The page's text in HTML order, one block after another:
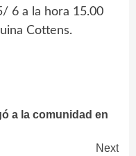
6 a la hora 15.00
Cottens.
a la comunidad en
Next